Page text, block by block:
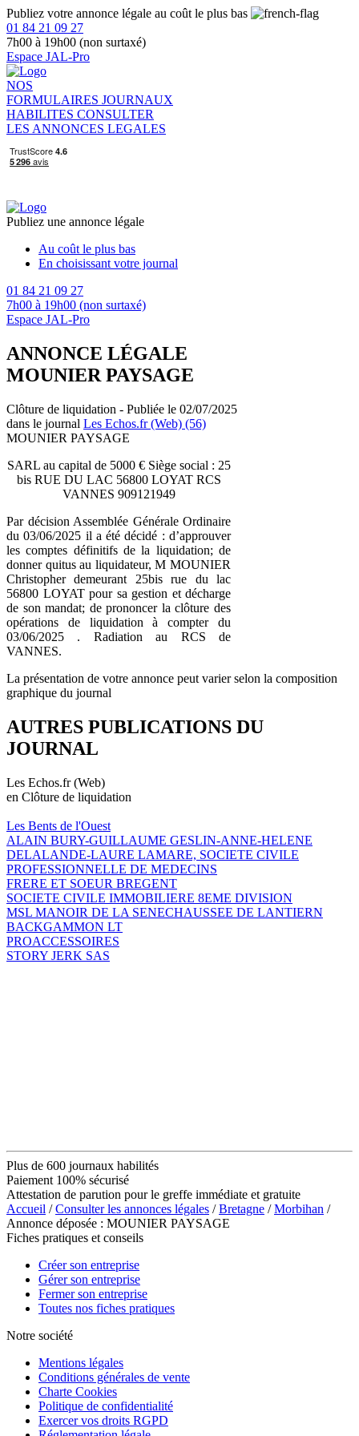
Publiez votre annonce légale au coût le plus bas
01 84 21 09 27
7h00 à 19h00 (non surtaxé)
Espace JAL-Pro
NOS
FORMULAIRES JOURNAUX
HABILITES CONSULTER
LES ANNONCES LEGALES
Publiez une annonce légale
Au coût le plus bas
En choisissant votre journal
01 84 21 09 27
7h00 à 19h00 (non surtaxé)
Espace JAL-Pro
ANNONCE LÉGALE
MOUNIER PAYSAGE
Clôture de liquidation - Publiée le 02/07/2025
dans le journal Les Echos.fr (Web) (56)
MOUNIER PAYSAGE
SARL au capital de 5000 € Siège social : 25
bis RUE DU LAC 56800 LOYAT RCS
VANNES 909121949
Par décision Assemblée Générale Ordinaire
du 03/06/2025 il a été décidé : d’approuver
les comptes définitifs de la liquidation; de
donner quitus au liquidateur, M MOUNIER
Christopher demeurant 25bis rue du lac
56800 LOYAT pour sa gestion et décharge
de son mandat; de prononcer la clôture des
opérations de liquidation à compter du
03/06/2025 . Radiation au RCS de
VANNES.
La présentation de votre annonce peut varier selon la composition
graphique du journal
AUTRES PUBLICATIONS DU
JOURNAL
Les Echos.fr (Web)
en Clôture de liquidation
Les Bents de l'Ouest
ALAIN BURY-GUILLAUME GESLIN-ANNE-HELENE
DELALANDE-LAURE LAMARE, SOCIETE CIVILE
PROFESSIONNELLE DE MEDECINS
FRERE ET SOEUR BREGENT
SOCIETE CIVILE IMMOBILIERE 8EME DIVISION
MSL MANOIR DE LA SENECHAUSSEE DE LANTIERN
BACKGAMMON LT
PROACCESSOIRES
STORY JERK SAS
Plus de 600 journaux habilités
Paiement 100% sécurisé
Attestation de parution pour le greffe immédiate et gratuite
Accueil /Consulter les annonces légales /Bretagne /Morbihan /
Annonce déposée : MOUNIER PAYSAGE
Fiches pratiques et conseils
Créer son entreprise
Gérer son entreprise
Fermer son entreprise
Toutes nos fiches pratiques
Notre société
Mentions légales
Conditions générales de vente
Charte Cookies
Politique de confidentialité
Exercer vos droits RGPD